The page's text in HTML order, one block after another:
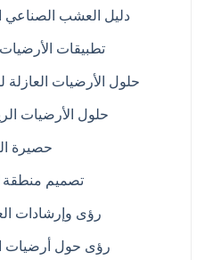
دليل العشب الصناعي
تطبيقات
حلول الأرضيات
حلول الأرضيات
حصيرة
تصميم منطقة
رؤى وإرشادات
رؤى حول أرضيات